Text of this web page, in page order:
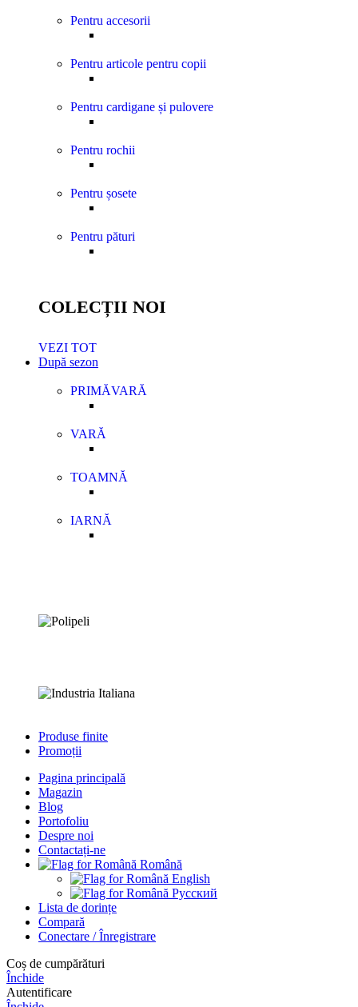
Pentru accesorii
Pentru articole pentru copii
Pentru cardigane și pulovere
Pentru rochii
Pentru șosete
Pentru pături
COLECȚII NOI
VEZI TOT
După sezon
PRIMĂVARĂ
VARĂ
TOAMNĂ
IARNĂ
Produse finite
Promoții
Pagina principală
Magazin
Blog
Portofoliu
Despre noi
Contactați-ne
Română
English
Русский
Lista de dorințe
Compară
Conectare / Înregistrare
Сoș de cumpărături
Închide
Autentificare